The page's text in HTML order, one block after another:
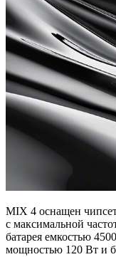
MIX 4 оснащен
с максимальной
батарея емкостью
мощностью 120 Вт и